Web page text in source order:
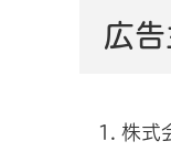
広
株式